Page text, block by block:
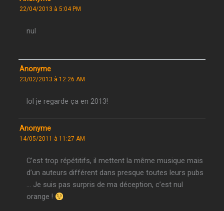
22/04/2013 à 5:04 PM
nul
Anonyme
23/02/2013 à 12:26 AM
lol je regarde ça en 2013!
Anonyme
14/05/2011 à 11:27 AM
C’est trop répétitifs, il mettent la même musique mais
d’un auteurs différent dans presque toutes leurs pubs
… Je suis pas surpris de ma déception, c’est nul
orange !